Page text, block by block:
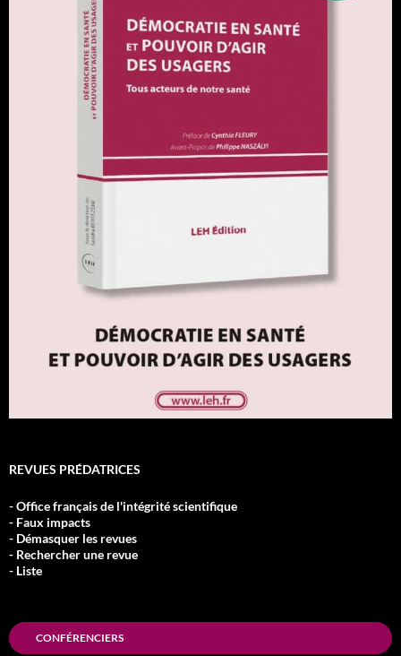
REVUES PRÉDATRICES
- Office français de l'intégrité scientifique
- Faux impacts
- Démasquer les revues
- Rechercher une revue
- Liste
CONFÉRENCIERS